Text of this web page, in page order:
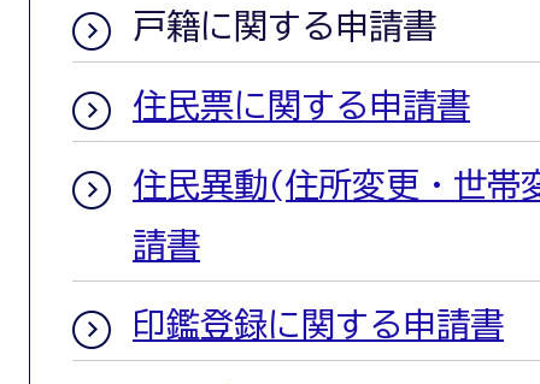
戸籍に関する申請書
住民票に関する申請書
住民異動(住所変更・世帯
請書
印鑑登録に関する申請書